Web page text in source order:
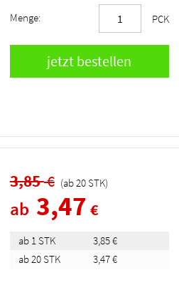
Menge: PCK
3,85€ (ab20 STK)
ab 3,47 €
ab 1 STK
3,85 €
ab 20 STK
3,47 €